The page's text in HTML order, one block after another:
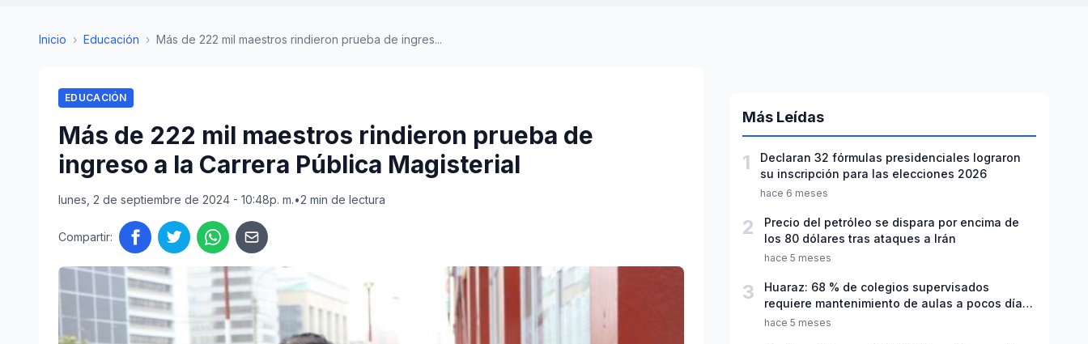
Inicio › Educación › Más de 222 mil maestros rindieron prueba de ingres...
EDUCACIÓN
Más de 222 mil maestros rindieron prueba de
ingreso a la Carrera Pública Magisterial
lunes, 2 de septiembre de 2024 - 10:48p. m.•2 min de lectura
Compartir:
Más Leídas
1
Declaran 32 fórmulas presidenciales lograron
su inscripción para las elecciones 2026
hace 6 meses
2
Precio del petróleo se dispara por encima de
los 80 dólares tras ataques a Irán
hace 5 meses
3
Huaraz: 68 % de colegios supervisados
requiere mantenimiento de aulas a pocos días
de inicio del año escolar 2026
hace 5 meses